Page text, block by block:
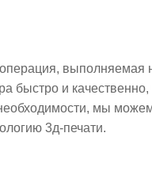
операция,
быстро и
мы
3д-печати.